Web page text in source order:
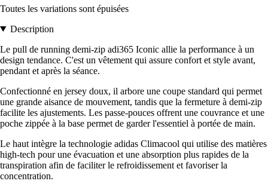
Toutes les variations sont épuisées
Description
Le pull de running demi-zip adi365 Iconic allie la performance à un
design tendance. C'est un vêtement qui assure confort et style avant,
pendant et après la séance.
Confectionné en jersey doux, il arbore une coupe standard qui permet
une grande aisance de mouvement, tandis que la fermeture à demi-zip
facilite les ajustements. Les passe-pouces offrent une couvrance et une
poche zippée à la base permet de garder l'essentiel à portée de main.
Le haut intègre la technologie adidas Climacool qui utilise des matières
high-tech pour une évacuation et une absorption plus rapides de la
transpiration afin de faciliter le refroidissement et favoriser la
concentration.